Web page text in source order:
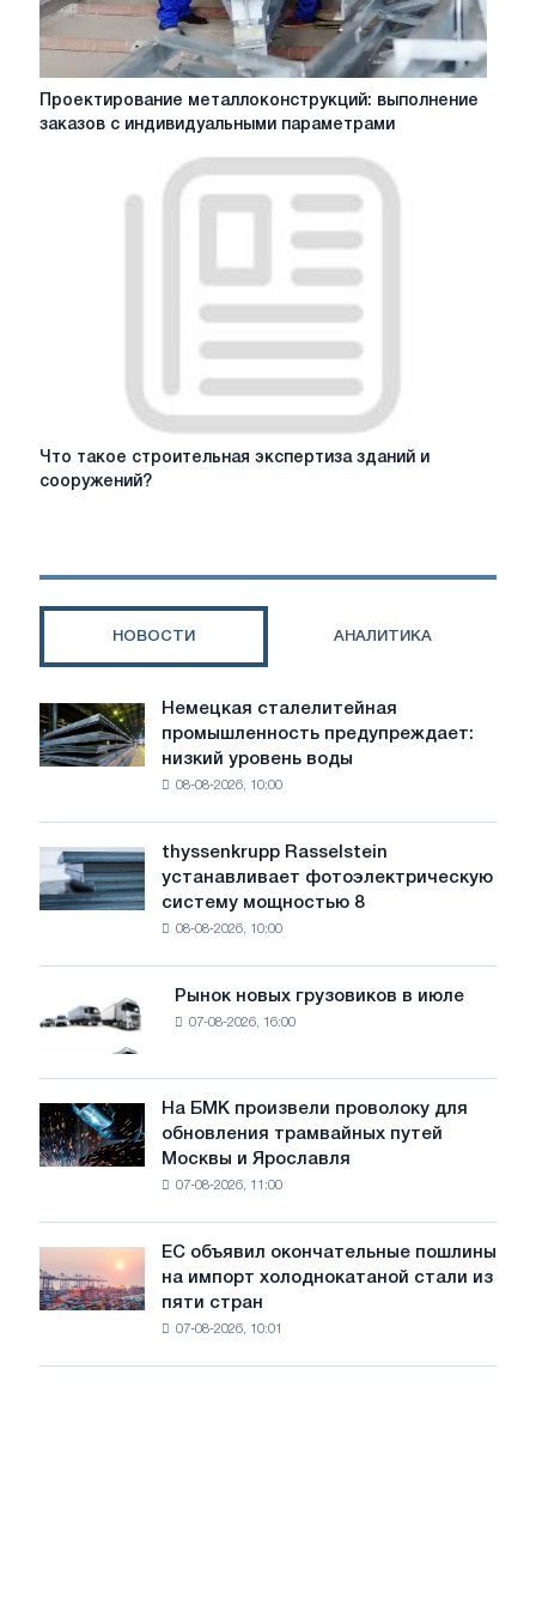
Проектирование
Проектирование металлоконструкций: выполнение
заказов с индивидуальными параметрами
Что
и
Что такое строительная экспертиза зданий и
сооружений?
НОВОСТИ АНАЛИТИКА
Немецкая
сталелитейная
промышленность
предупреждает:
воды
угрожает
безопасности
Немецкая сталелитейная
промышленность предупреждает:
низкий уровень воды
08-08-2026, 10:00
thyssenkrupp
Rasselstein
устанавливает
фотоэлектрическую
достижения
целей
обезуглероживания
thyssenkrupp Rasselstein
устанавливает фотоэлектрическую
систему мощностью 8
08-08-2026, 10:00
Рынок
новых
грузовиков
в
июле
Рынок новых грузовиков в июле
07-08-2026, 16:00
На
БМК
произвели
трамвайных
путей
Москвы
Ярославля
На БМК произвели проволоку для
обновления трамвайных путей
Москвы и Ярославля
07-08-2026, 11:00
объявил
окончательные
ЕС объявил окончательные пошлины
на импорт холоднокатаной стали из
пяти стран
07-08-2026, 10:01